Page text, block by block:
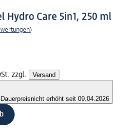
Hydro Care 5in1, 250 ml
)
zzgl. Versand
nicht erhöht seit 09.04.2026